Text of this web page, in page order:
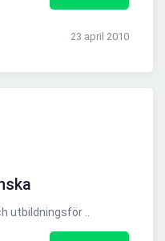
23 april 2010
utbildningsför ..